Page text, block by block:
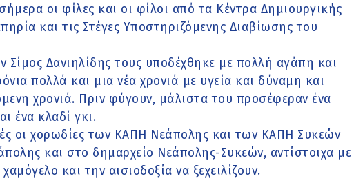
οι φίλες και οι φίλοι από τα Κέντρα Δημιουργικής
και τις Στέγες Υποστηριζόμενης Διαβίωσης του
Δανιηλίδης τους υποδέχθηκε με πολλή αγάπη και
πολλά και μια νέα χρονιά με υγεία και δύναμη και
χρονιά. Πριν φύγουν, μάλιστα του προσέφεραν ένα
ένα κλαδί γκι.
οι χορωδίες των ΚΑΠΗ Νεάπολης και των ΚΑΠΗ Συκεών
και στο δημαρχείο Νεάπολης-Συκεών, αντίστοιχα με
και την αισιοδοξία να ξεχειλίζουν.